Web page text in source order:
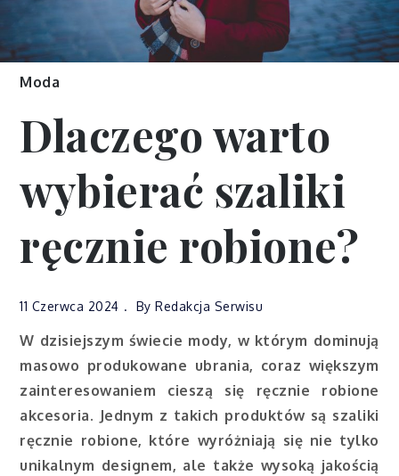
Moda
Dlaczego warto
wybierać szaliki
ręcznie robione?
11 Czerwca 2024 ByRedakcja Serwisu
W dzisiejszym świecie mody, w którym dominują
masowo produkowane ubrania, coraz większym
zainteresowaniem cieszą się ręcznie robione
akcesoria. Jednym z takich produktów są szaliki
ręcznie robione, które wyróżniają się nie tylko
unikalnym designem, ale także wysoką jakością